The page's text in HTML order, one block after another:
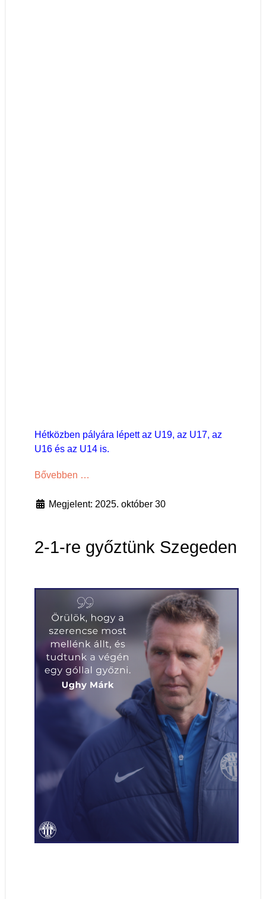
Hétközben pályára lépett az U19, az U17, az
U16 és az U14 is.
Bővebben …
Megjelent: 2025. október 30
2-1-re győztünk Szegeden